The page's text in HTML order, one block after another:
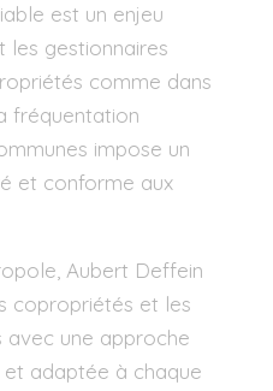
est un enjeu
les gestionnaires
comme dans
fréquentation
impose un
et conforme aux
Aubert Deffein
copropriétés et les
avec une approche
et adaptée à chaque